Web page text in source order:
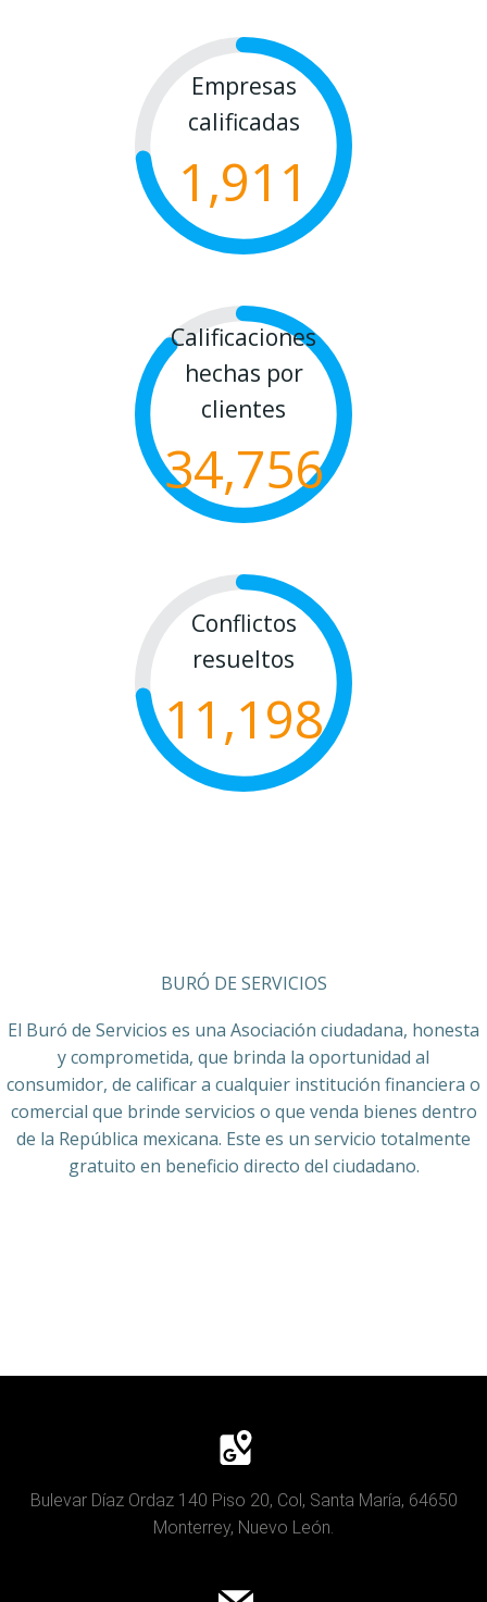
Empresas
calificadas
1,911
Calificaciones
hechas por
clientes
34,756
Conflictos
resueltos
11,198
BURÓ DE SERVICIOS
El Buró de Servicios es una Asociación ciudadana, honesta
y comprometida, que brinda la oportunidad al
consumidor, de calificar a cualquier institución financiera o
comercial que brinde servicios o que venda bienes dentro
de la República mexicana. Este es un servicio totalmente
gratuito en beneficio directo del ciudadano.
Bulevar Díaz Ordaz 140 Piso 20, Col, Santa María, 64650
Monterrey, Nuevo León.